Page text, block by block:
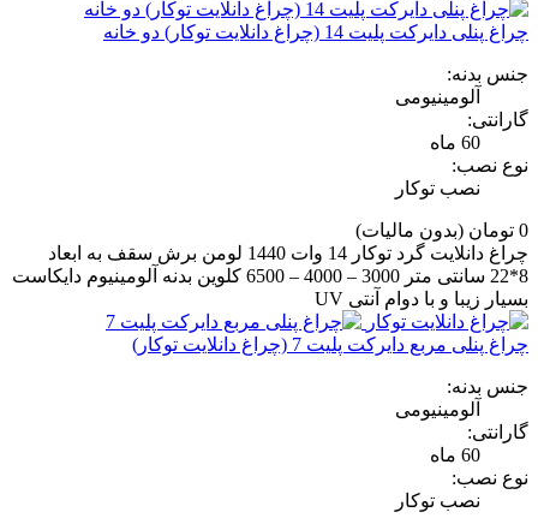
چراغ پنلی دایرکت پلیت 14 (چراغ دانلایت توکار) دو خانه
جنس بدنه:
آلومینیومی
گارانتی:
60 ماه
نوع نصب:
نصب توکار
0 تومان
(بدون مالیات)
چراغ دانلایت گرد توکار 14 وات 1440 لومن برش سقف به ابعاد
8*22 سانتی متر 3000 – 4000 – 6500 کلوین بدنه آلومینیوم دایکاست
بسیار زیبا و با دوام آنتی UV
چراغ پنلی مربع دایرکت پلیت 7 (چراغ دانلایت توکار)
جنس بدنه:
آلومینیومی
گارانتی:
60 ماه
نوع نصب:
نصب توکار